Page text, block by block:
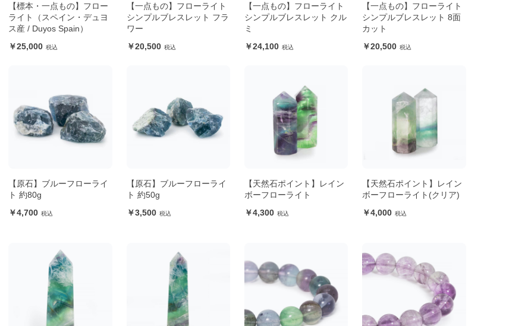
【標本・一点もの】フロー
ライト（スペイン・デュヨ
ス産 / Duyos Spain）
25,000
【一点もの】フローライト
シンプルブレスレット フラ
ワー
20,500
【一点もの】フローライト
シンプルブレスレット クル
ミ
24,100
【一点もの】フローライト
シンプルブレスレット 8面
カット
20,500
【原石】ブルーフローライ
ト 約80g
4,700
【原石】ブルーフローライ
ト 約50g
3,500
【天然石ポイント】レイン
ボーフローライト
4,300
【天然石ポイント】レイン
ボーフローライト(クリア)
4,000